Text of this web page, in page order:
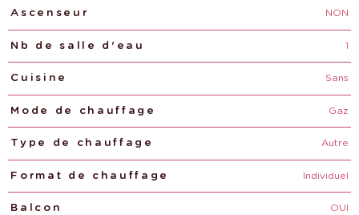
Ascenseur NON
Nb de salle d'eau 1
Cuisine Sans
Mode de chauffage Gaz
Type de chauffage Autre
Format de chauffage Individuel
Balcon OUI